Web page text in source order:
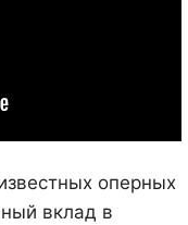
оперных
вклад в